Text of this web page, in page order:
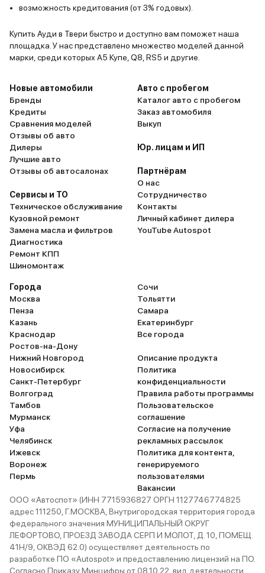
Москве
Вашим
воздуха
климат
сухой
летняя
движение
багажа. К
такое
реальный
полтора.
возможность кредитования (от 3% годовых).
Купить Ауди в Твери быстро и доступно вам поможет наша
площадка. У нас представлено множество моделей данной
марки, среди которых А5 Купе, Q8, RS5 и другие.
Новые автомобили
Бренды
Кредиты
Сравнения моделей
Отзывы об авто
Дилеры
Лучшие авто
Отзывы об автосалонах
Сервисы и ТО
Техническое обслуживание
Кузовной ремонт
Замена масла и фильтров
Диагностика
Ремонт КПП
Шиномонтаж
Авто с пробегом
Каталог авто с пробегом
Заказ автомобиля
Выкуп
Юр. лицам и ИП
Партнёрам
О нас
Сотрудничество
Контакты
Личный кабинет дилера
YouTube Autospot
Города
Москва
Пенза
Казань
Краснодар
Ростов-на-Дону
Нижний Новгород
Новосибирск
Санкт-Петербург
Волгоград
Тамбов
Мурманск
Уфа
Челябинск
Ижевск
Воронеж
Пермь
Сочи
Тольятти
Самара
Екатеринбург
Все города
Описание продукта
Политика
конфиденциальности
Правила работы программы
Пользовательское
соглашение
Согласие на получение
рекламных рассылок
Политика для контента,
генерируемого
пользователями
Вакансии
ООО «Автоспот» (ИНН 7715936827 ОРГН 1127746774825
адрес 111250, Г.МОСКВА, Внутригородская территория города
федерального значения МУНИЦИПАЛЬНЫЙ ОКРУГ
ЛЕФОРТОВО, ПРОЕЗД ЗАВОДА СЕРП И МОЛОТ, Д. 10, ПОМЕЩ.
41Н/9, ОКВЭД 62.0) осуществляет деятельность по
разработке ПО «Autospot» и предоставлению лицензий на ПО.
Согласно Приказу Минцифры от 08.10.22, вид деятельности